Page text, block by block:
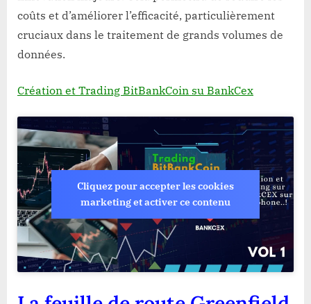
coûts et d’améliorer l’efficacité, particulièrement
cruciaux dans le traitement de grands volumes de
données.
Création et Trading BitBankCoin su BankCex
Cliquez pour accepter les cookies
marketing et activer ce contenu